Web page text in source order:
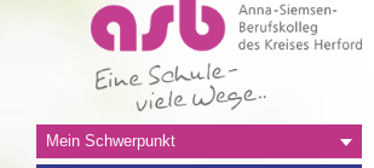
Navigation
überspringen
Mein Schwerpunkt